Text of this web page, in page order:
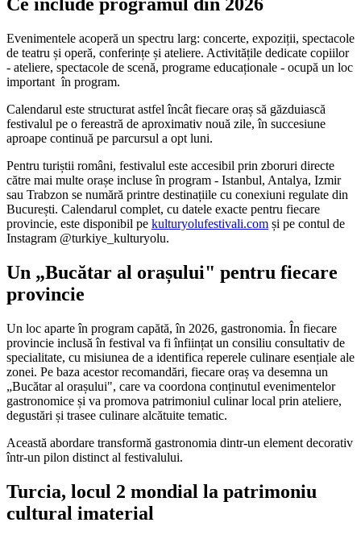
Evenimentele acoperă un spectru larg: concerte, expoziții, spectacole
de teatru și operă, conferințe și ateliere. Activitățile dedicate copiilor
- ateliere, spectacole de scenă, programe educaționale - ocupă un loc
important în program.
Calendarul este structurat astfel încât fiecare oraș să găzduiască
festivalul pe o fereastră de aproximativ nouă zile, în succesiune
aproape continuă pe parcursul a opt luni.
Pentru turiștii români, festivalul este accesibil prin zboruri directe
către mai multe orașe incluse în program - Istanbul, Antalya, Izmir
sau Trabzon se numără printre destinațiile cu conexiuni regulate din
București. Calendarul complet, cu datele exacte pentru fiecare
provincie, este disponibil pe kulturyolufestivali.com și pe contul de
Instagram @turkiye_kulturyolu.
Un „Bucătar al orașului" pentru fiecare
provincie
Un loc aparte în program capătă, în 2026, gastronomia. În fiecare
provincie inclusă în festival va fi înființat un consiliu consultativ de
specialitate, cu misiunea de a identifica reperele culinare esențiale ale
zonei. Pe baza acestor recomandări, fiecare oraș va desemna un
„Bucătar al orașului", care va coordona conținutul evenimentelor
gastronomice și va promova patrimoniul culinar local prin ateliere,
degustări și trasee culinare alcătuite tematic.
Această abordare transformă gastronomia dintr-un element decorativ
într-un pilon distinct al festivalului.
Turcia, locul 2 mondial la patrimoniu
cultural imaterial